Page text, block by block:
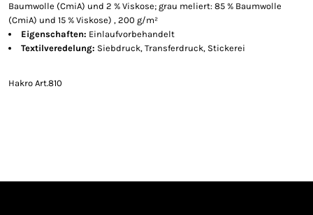
Baumwolle (CmiA) und 2 % Viskose; grau meliert: 85 % Baumwolle
(CmiA) und 15 % Viskose) , 200 g/m²
Eigenschaften: Einlaufvorbehandelt
Textilveredelung: Siebdruck, Transferdruck, Stickerei
Hakro Art.810